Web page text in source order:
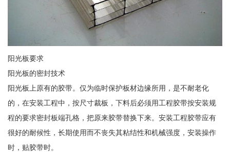
阳光板要求
阳光板的密封技术
阳光板上原有的胶带。仅为临时保护板材边缘所用，是不耐老化
的，在安装工程中，按尺寸裁板，下料后必须用工程胶带按安装规
程的要求密封板端孔格，把原来胶带替换下来。安装工程胶带应有
很好的耐候性，长期使用而不丧失其粘结性和机械强度，安装操作
时，贴胶带时。